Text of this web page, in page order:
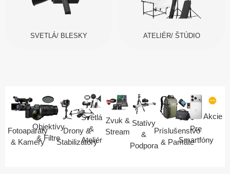
SVETLÁ/ BLESKY ATELIÉR/ ŠTÚDIO
Fotoaparáty
& Kamery
Objektívy
& Filtre
Drony &
Stabilizátory
Svetlá
&
Ateliér
Zvuk &
Stream
Statívy
&
Podpora
Príslušenstvo
& Pamäte
Pre
Smartfóny
Akcie